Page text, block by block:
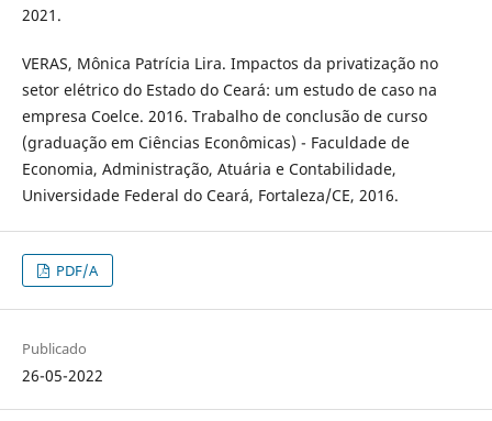
2021.
VERAS, Mônica Patrícia Lira. Impactos da privatização no
setor elétrico do Estado do Ceará: um estudo de caso na
empresa Coelce. 2016. Trabalho de conclusão de curso
(graduação em Ciências Econômicas) - Faculdade de
Economia, Administração, Atuária e Contabilidade,
Universidade Federal do Ceará, Fortaleza/CE, 2016.
PDF/A
Publicado
26-05-2022